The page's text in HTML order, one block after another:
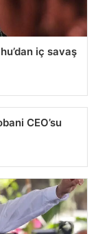
iç savaş
CEO’su